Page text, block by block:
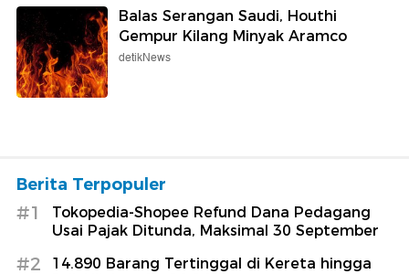
Balas Serangan Saudi, Houthi
Gempur Kilang Minyak Aramco
detikNews
Berita Terpopuler
#1
Tokopedia-Shopee Refund Dana Pedagang
Usai Pajak Ditunda, Maksimal 30 September
#2
14.890 Barang Tertinggal di Kereta hingga